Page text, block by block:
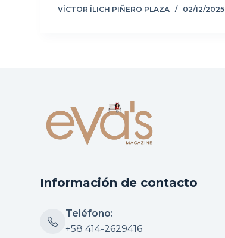
VÍCTOR ÍLICH PIÑERO PLAZA 02/12/2025
Información de contacto
Teléfono:
+58 414-2629416